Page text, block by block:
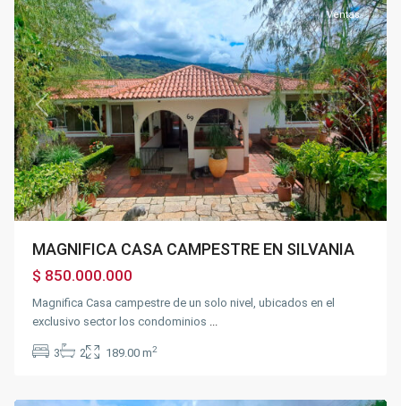
Previous Next
Ventas
MAGNIFICA CASA CAMPESTRE EN SILVANIA
$ 850.000.000
Magnifica Casa campestre de un solo nivel, ubicados en el
exclusivo sector los condominios
3 2 189.00 m2